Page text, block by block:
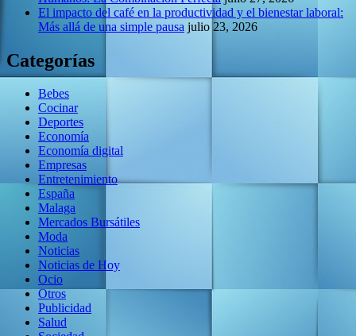
El impacto del café en la productividad y el bienestar laboral:
Más allá de una simple pausa julio 23, 2026
Categorías
Bebes
Cocinar
Deportes
Economía
Economía digital
Empresas
Entretenimiento
España
Malaga
Mercados Bursátiles
Moda
Noticias
Noticias de Hoy
Ocio
Otros
Publicidad
Salud